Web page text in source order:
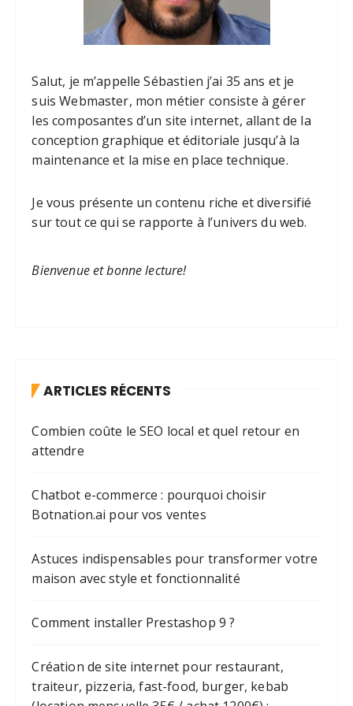
Salut, je m’appelle Sébastien j’ai 35 ans et je
suis Webmaster, mon métier consiste à gérer
les composantes d’un site internet, allant de la
conception graphique et éditoriale jusqu’à la
maintenance et la mise en place technique.
Je vous présente un contenu riche et diversifié
sur tout ce qui se rapporte à l’univers du web.
Bienvenue et bonne lecture!
ARTICLES RÉCENTS
Combien coûte le SEO local et quel retour en
attendre
Chatbot e-commerce : pourquoi choisir
Botnation.ai pour vos ventes
Astuces indispensables pour transformer votre
maison avec style et fonctionnalité
Comment installer Prestashop 9 ?
Création de site internet pour restaurant,
traiteur, pizzeria, fast-food, burger, kebab